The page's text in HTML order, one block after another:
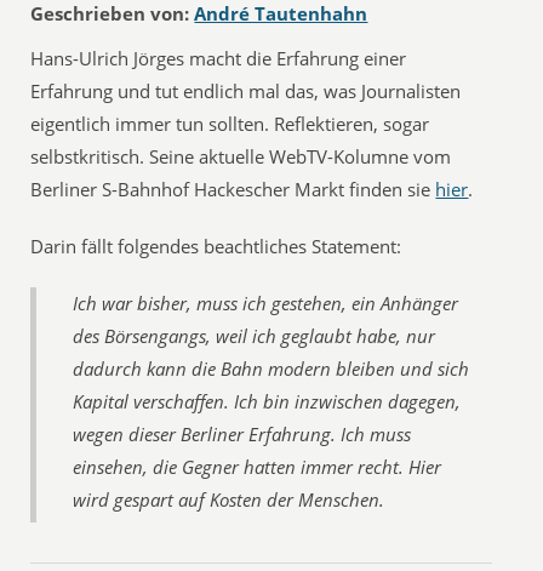
Geschrieben von: André Tautenhahn
Hans-Ulrich Jörges macht die Erfahrung einer
Erfahrung und tut endlich mal das, was Journalisten
eigentlich immer tun sollten. Reflektieren, sogar
selbstkritisch. Seine aktuelle WebTV-Kolumne vom
Berliner S-Bahnhof Hackescher Markt finden sie hier.
Darin fällt folgendes beachtliches Statement:
Ich war bisher, muss ich gestehen, ein Anhänger
des Börsengangs, weil ich geglaubt habe, nur
dadurch kann die Bahn modern bleiben und sich
Kapital verschaffen. Ich bin inzwischen dagegen,
wegen dieser Berliner Erfahrung. Ich muss
einsehen, die Gegner hatten immer recht. Hier
wird gespart auf Kosten der Menschen.